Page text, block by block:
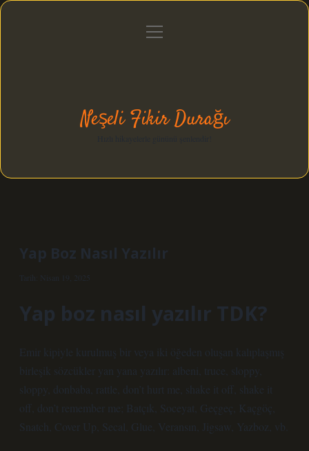
Gizlilik Politikası
menüyü
Neşeli Fikir Durağı
Yap Boz Nasıl Yazılır
Tarih: Nisan 19, 2025
Yap boz nasıl yazılır TDK?
Emir kipiyle kurulmuş bir veya iki öğeden oluşan kalıplaşmış
birleşik sözcükler yan yana yazılır: albeni, truce, sloppy,
sloppy, donbaba, rattle, don’t hurt me, shake it off, shake it
off, don’t remember me; Batçık, Soceyat, Geçgeç, Kaçgöç,
Snatch, Cover Up, Secal, Glue, Veransın, Jigsaw, Yazboz, vb.